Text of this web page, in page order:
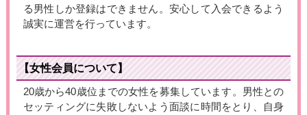
る男性しか登録はできません。安心して入会できるよう
誠実に運営を行っています。
【女性会員について】
20歳から40歳位までの女性を募集しています。男性との
セッティングに失敗しないよう面談に時間をとり、自身